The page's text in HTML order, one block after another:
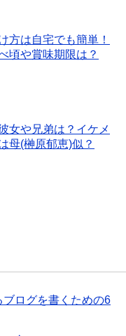
方は自宅でも簡単！
頃や賞味期限は？
女や兄弟は？イケメ
母(榊原郁恵)似？
ログを書くための6